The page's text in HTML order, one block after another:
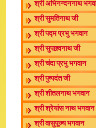
श्री अभिनन्दननाथ
श्री सुमतिनाथ जी
श्री पद्म प्रभु भगवान
श्री सुपाश्र्वनाथ जी
श्री चंदा प्रभु भगवान
श्री पुष्पदंत जी
श्री शीतलनाथ भगवान
श्री श्रेयांस नाथ भगवान
श्री वासुपूज्य भगवान